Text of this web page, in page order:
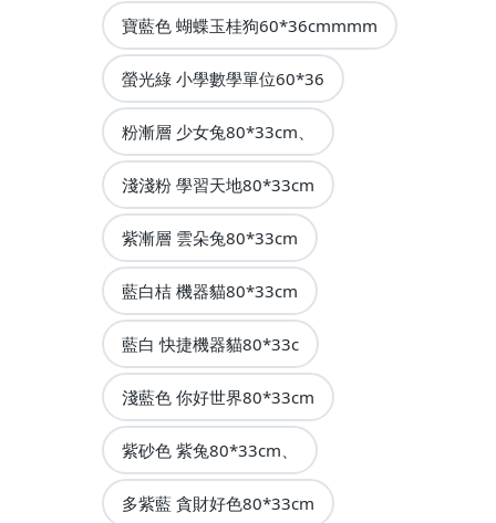
寶藍色 蝴蝶玉桂狗60*36cmmmm
螢光綠 小學數學單位60*36
粉漸層 少女兔80*33cm、
淺淺粉 學習天地80*33cm
紫漸層 雲朵兔80*33cm
藍白桔 機器貓80*33cm
藍白 快捷機器貓80*33c
淺藍色 你好世界80*33cm
紫砂色 紫兔80*33cm、
多紫藍 貪財好色80*33cm